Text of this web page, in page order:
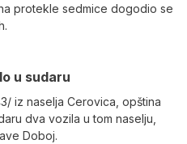
protekle sedmice dogodio se
u sudaru
iz naselja Cerovica, opština
dva vozila u tom naselju,
Doboj.